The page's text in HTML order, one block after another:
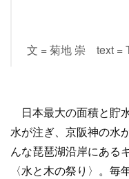
文 = 菊地 崇 text =
日本最大の面積と貯
水が注ぎ、京阪神の水
んな琵琶湖沿岸にある
〈水と木の祭り〉。